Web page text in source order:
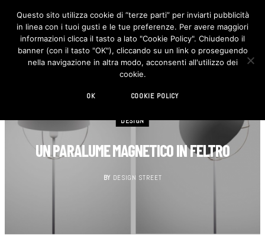
F
c
e
b
o
I
n
s
t
DESIGN
UN PARALUME MAGNETICO IN FELTRO
BY DESIGN STREET
Questo sito utilizza cookie di “terze parti” per inviarti pubblicità
in linea con i tuoi gusti e le tue preferenze. Per avere maggiori
informazioni clicca il tasto a lato "Cookie Policy". Chiudendo il
banner (con il tasto "OK"), cliccando su un link o proseguendo
nella navigazione in altra modo, acconsenti all'utilizzo dei
cookie.
OK COOKIE POLICY